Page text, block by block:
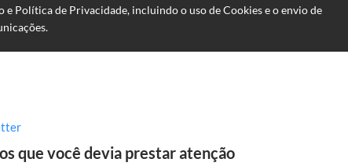
Política de Privacidade, incluindo o uso de Cookies e o envio de
que você devia prestar atenção